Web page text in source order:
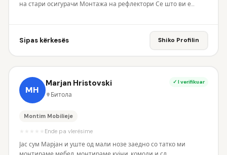
на стари осигурачи Монтажа на рефлектори Се што ви е
Sipas kërkesës Shiko Profilin
MH
Marjan Hristovski
Битола
✓ I verifikuar
Montim Mobilieje
Ende pa vlerësime
Јас сум Марјан и уште од мали нозе заедно со татко ми